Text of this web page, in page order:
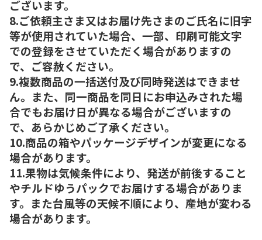
ございます。
8.ご依頼主さま又はお届け先さまのご氏名に旧字
等が使用されていた場合、一部、印刷可能文字
での登録をさせていただく場合がありますの
で、ご容赦ください。
9.複数商品の一括送付及び同時発送はできませ
ん。また、同一商品を同日にお申込みされた場
合でもお届け日が異なる場合がございますの
で、あらかじめご了承ください。
10.商品の箱やパッケージデザインが変更になる
場合があります。
11.果物は気候条件により、発送が前後すること
やチルドゆうパックでお届けする場合がありま
す。また台風等の天候不順により、産地が変わる
場合があります。